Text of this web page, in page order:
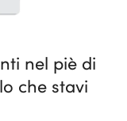
nel piè di
che stavi